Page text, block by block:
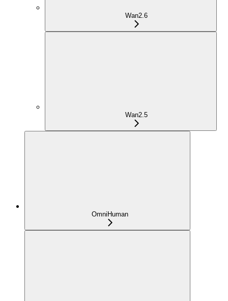
Wan2.6
Wan2.5
OmniHuman